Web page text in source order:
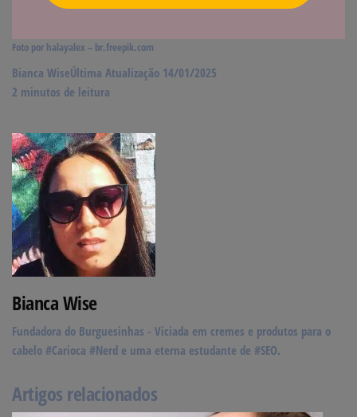
Foto por halayalex – br.freepik.com
Bianca WiseÚltima Atualização 14/01/2025
2 minutos de leitura
Bianca Wise
Fundadora do Burguesinhas - Viciada em cremes e produtos para o
cabelo #Carioca #Nerd e uma eterna estudante de #SEO.
Artigos relacionados